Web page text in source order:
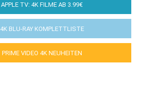
APPLE TV: 4K FILME AB 3.99€
4K BLU-RAY KOMPLETTLISTE
PRIME VIDEO 4K NEUHEITEN